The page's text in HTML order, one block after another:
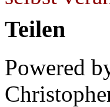
Teilen
Powered